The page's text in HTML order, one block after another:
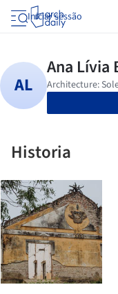
Iniciar sessão
Historia